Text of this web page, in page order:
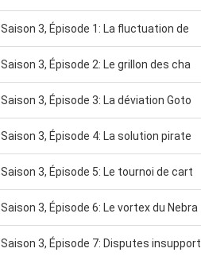
Saison 3, Épisode 1: La fluctuation de
Saison 3, Épisode 2: Le grillon des cha
Saison 3, Épisode 3: La déviation Goto
Saison 3, Épisode 4: La solution pirate
Saison 3, Épisode 5: Le tournoi de cart
Saison 3, Épisode 6: Le vortex du Nebra
Saison 3, Épisode 7: Disputes insupport